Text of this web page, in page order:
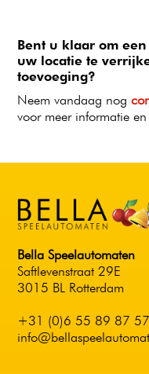
Bent u klaar om
uw locatie te
toevoeging?
Neem vandaag nog
voor meer informatie
Bella Speelautomaten
Saftlevenstraat 29E
3015 BL Rotterdam
+31 (0)6 55 89 87 57